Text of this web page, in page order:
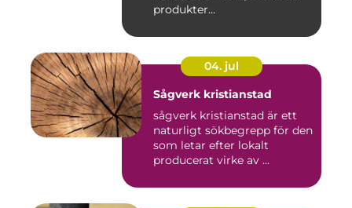
produkter...
04. jul
Sågverk kristianstad
sågverk kristianstad är ett
naturligt sökbegrepp för den
som letar efter lokalt
producerat virke av ...